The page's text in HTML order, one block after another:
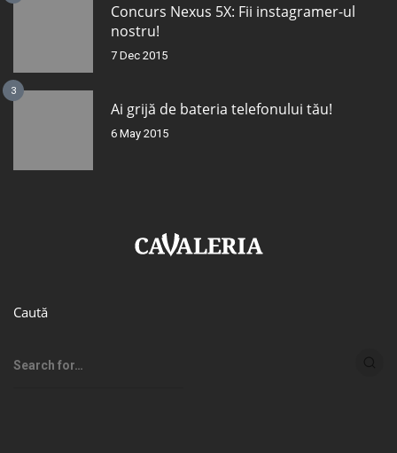
Concurs Nexus 5X: Fii instagramer-ul
nostru!
7 Dec 2015
3
Ai grijă de bateria telefonului tău!
6 May 2015
Caută